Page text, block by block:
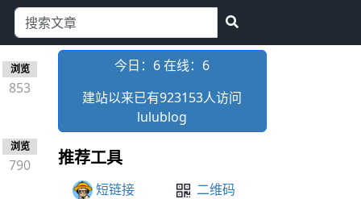
浏览
853
浏览
790
今日：6 在线： 6
建站以来已有923153人访问
lulublog
推荐工具
短链接
二维码